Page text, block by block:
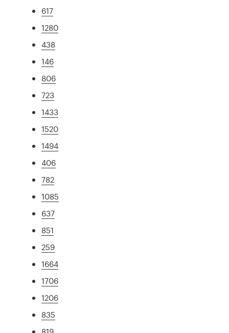
617
1280
438
146
806
723
1433
1520
1494
406
782
1085
637
851
259
1664
1706
1206
835